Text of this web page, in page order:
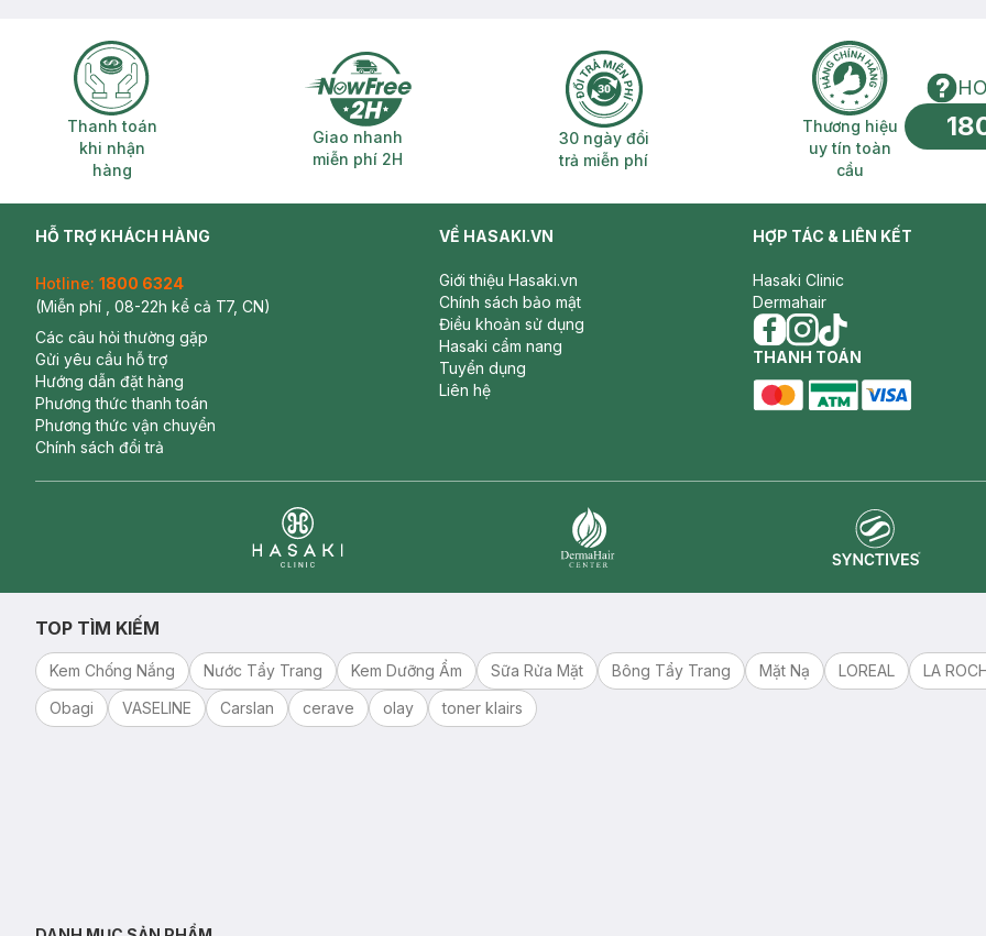
Thanh toán khi nhận hàng
Thanh toán
khi nhận
hàng
Giao nhanh miễn phí 2H
Giao nhanh
miễn phí 2H
30 ngày đổi trả miễn phí
30 ngày đổi
trả miễn phí
Thương hiệu uy
Thương hiệu
uy tín toàn
cầu
HỖ TRỢ KHÁCH HÀNG
Hotline: 1800 6324
(Miễn phí , 08-22h kể cả T7, CN)
Các câu hỏi thường gặp
Gửi yêu cầu hỗ trợ
Hướng dẫn đặt hàng
Phương thức thanh toán
Phương thức vận chuyển
Chính sách đổi trả
VỀ HASAKI.VN
Giới thiệu Hasaki.vn
Chính sách bảo mật
Điều khoản sử dụng
Hasaki cẩm nang
Tuyển dụng
Liên hệ
HỢP TÁC & LIÊN KẾT
Hasaki Clinic
Dermahair
facebook
instagram
tiktok
THANH TOÁN
TOP TÌM KIẾM
Kem Chống Nắng Nước Tẩy Trang Kem Dưỡng Ẩm Sữa Rửa Mặt Bông Tẩy Trang Mặt Nạ LOREAL LA
Obagi
VASELINE Carslan cerave olay toner klairs